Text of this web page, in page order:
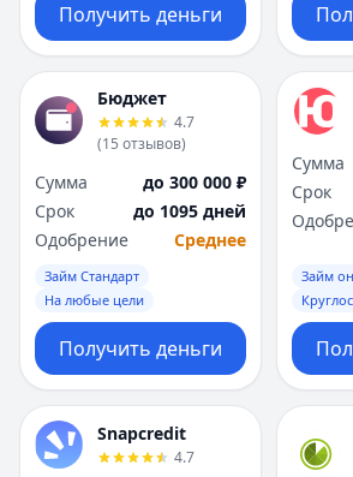
Получить деньги
Бюджет
4.7
(15 отзывов)
Сумма
до 300 000 ₽
Срок
до 1095 дней
Одобрение
Среднее
Займ Стандарт
На любые цели
Получить деньги
Сумма
Срок
Займ
Snapcredit
4.7